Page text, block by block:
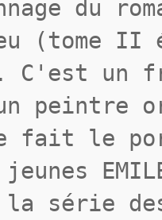
du
(tome II
C'est un
peintre
fait le
la série